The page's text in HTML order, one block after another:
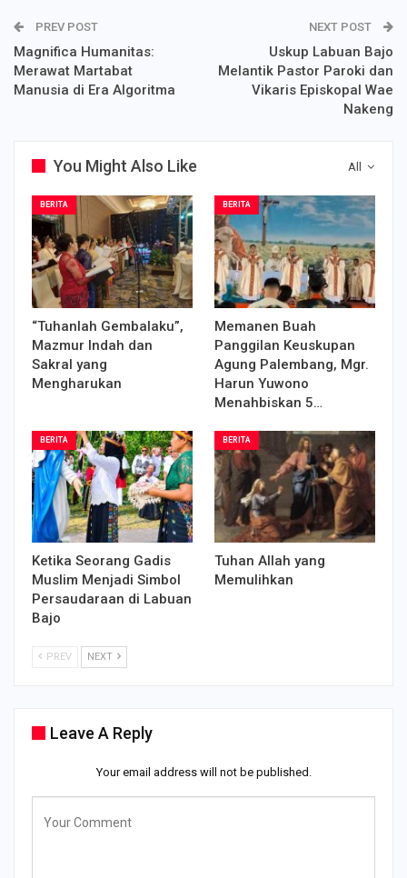
PREV POST
Magnifica Humanitas:
Merawat Martabat
Manusia di Era Algoritma
NEXT POST
Uskup Labuan Bajo
Melantik Pastor Paroki dan
Vikaris Episkopal Wae
Nakeng
All
You Might Also Like
BERITA
“Tuhanlah Gembalaku”,
Mazmur Indah dan
Sakral yang
Mengharukan
BERITA
Memanen Buah
Panggilan Keuskupan
Agung Palembang, Mgr.
Harun Yuwono
Menahbiskan 5…
BERITA
Ketika Seorang Gadis
Muslim Menjadi Simbol
Persaudaraan di Labuan
Bajo
BERITA
Tuhan Allah yang
Memulihkan
PREV NEXT
Leave A Reply
Your email address will not be published.